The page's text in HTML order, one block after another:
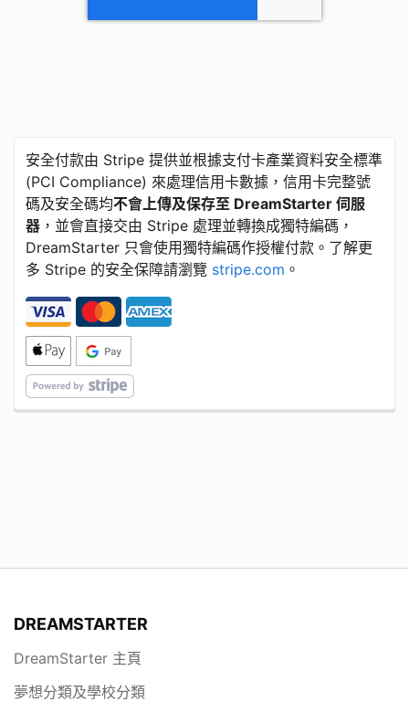
安全付款由 Stripe 提供並根據支付卡產業資料安全標準
​(​PCI Compliance) 來處理信用卡數據，信用卡完整號
碼及安全碼均不會上傳及保存至 DreamStarter 伺服
器 ，並會直接交由 Stripe 處理並轉換成獨特編碼，
DreamStarter 只會使用獨特編碼作授權付款。了解更
多 Stripe 的安全保障請瀏覽 stripe.com 。
DREAMSTARTER
DreamStarter 主頁
夢想分類及學校分類